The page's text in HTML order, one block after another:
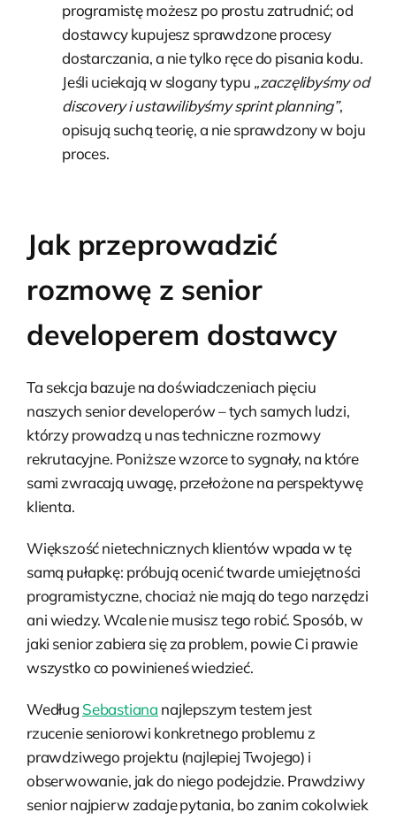
programistę możesz po prostu zatrudnić; od
dostawcy kupujesz sprawdzone procesy
dostarczania, a nie tylko ręce do pisania kodu.
Jeśli uciekają w slogany typu „zaczęlibyśmy od
discovery i ustawilibyśmy sprint planning”,
opisują suchą teorię, a nie sprawdzony w boju
proces.
Jak przeprowadzić
rozmowę z senior
developerem dostawcy
Ta sekcja bazuje na doświadczeniach pięciu
naszych senior developerów – tych samych ludzi,
którzy prowadzą u nas techniczne rozmowy
rekrutacyjne. Poniższe wzorce to sygnały, na które
sami zwracają uwagę, przełożone na perspektywę
klienta.
Większość nietechnicznych klientów wpada w tę
samą pułapkę: próbują ocenić twarde umiejętności
programistyczne, chociaż nie mają do tego narzędzi
ani wiedzy. Wcale nie musisz tego robić. Sposób, w
jaki senior zabiera się za problem, powie Ci prawie
wszystko co powinieneś wiedzieć.
Według Sebastiana najlepszym testem jest
rzucenie seniorowi konkretnego problemu z
prawdziwego projektu (najlepiej Twojego) i
obserwowanie, jak do niego podejdzie. Prawdziwy
senior najpierw zadaje pytania, bo zanim cokolwiek